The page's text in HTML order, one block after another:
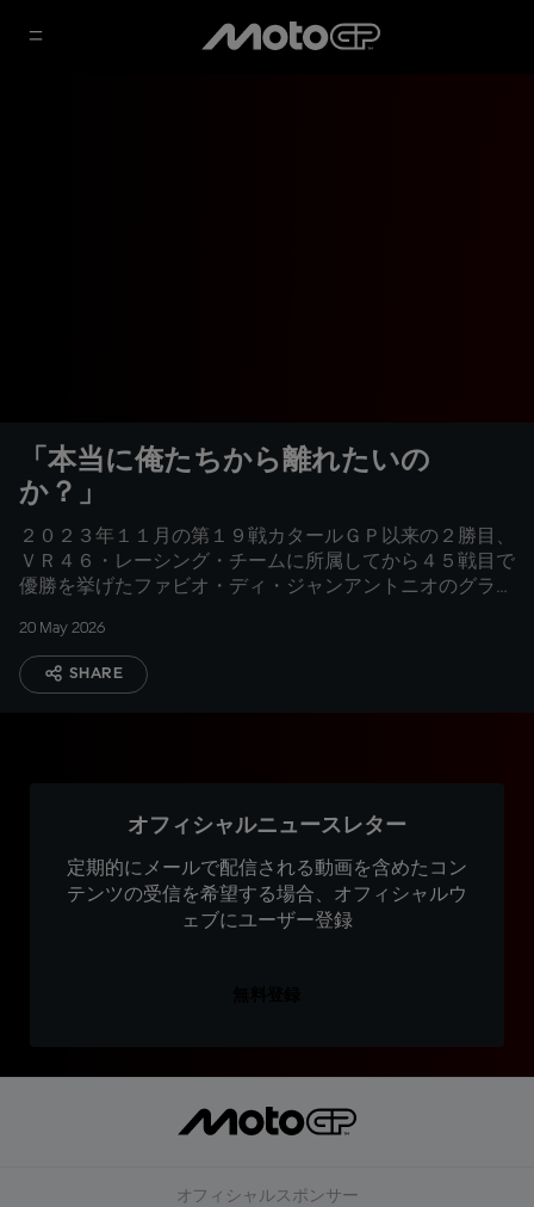
「本当に俺たちから離れたいの
か？」
２０２３年１１月の第１９戦カタールＧＰ以来の２勝目、
ＶＲ４６・レーシング・チームに所属してから４５戦目で
優勝を挙げたファビオ・ディ・ジャンアントニオのグラン
20 May 2026
SHARE
オフィシャルニュースレター
定期的にメールで配信される動画を含めたコン
テンツの受信を希望する場合、オフィシャルウ
ェブにユーザー登録
オフィシャルスポンサー